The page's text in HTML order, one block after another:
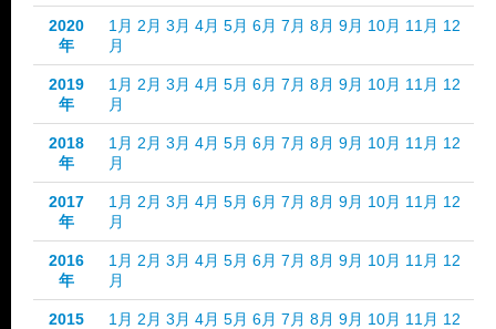
2020
年
1月 2月 3月 4月 5月 6月 7月 8月 9月 10月 11月 12
月
2019
年
1月 2月 3月 4月 5月 6月 7月 8月 9月 10月 11月 12
月
2018
年
1月 2月 3月 4月 5月 6月 7月 8月 9月 10月 11月 12
月
2017
年
1月 2月 3月 4月 5月 6月 7月 8月 9月 10月 11月 12
月
2016
年
1月 2月 3月 4月 5月 6月 7月 8月 9月 10月 11月 12
月
2015
1月 2月 3月 4月 5月 6月 7月 8月 9月 10月 11月 12